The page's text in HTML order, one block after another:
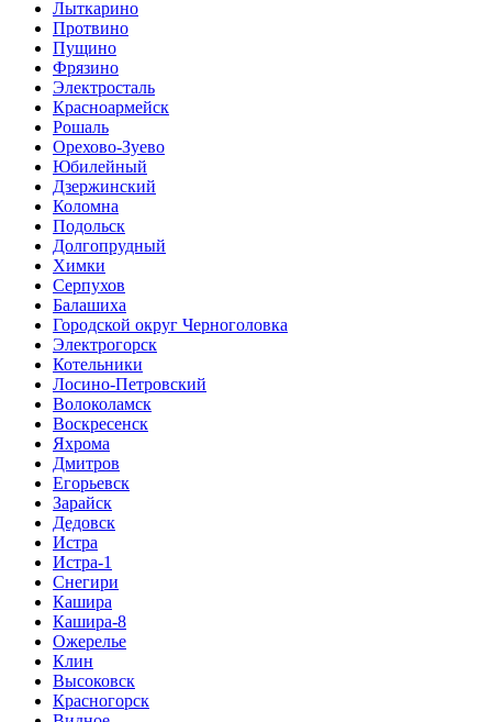
Лыткарино
Протвино
Пущино
Фрязино
Электросталь
Красноармейск
Рошаль
Орехово-Зуево
Юбилейный
Дзержинский
Коломна
Подольск
Долгопрудный
Химки
Серпухов
Балашиха
Городской округ Черноголовка
Электрогорск
Котельники
Лосино-Петровский
Волоколамск
Воскресенск
Яхрома
Дмитров
Егорьевск
Зарайск
Дедовск
Истра
Истра-1
Снегири
Кашира
Кашира-8
Ожерелье
Клин
Высоковск
Красногорск